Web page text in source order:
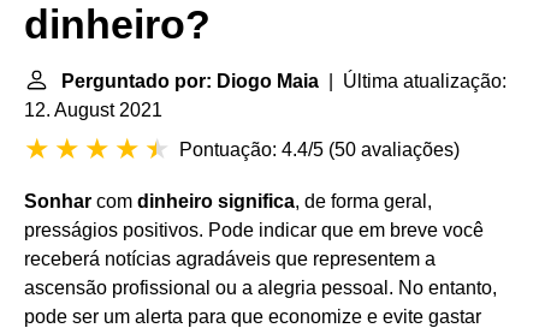
dinheiro?
Perguntado por: Diogo Maia | Última atualização:
12. August 2021
Pontuação: 4.4/5 (50 avaliações)
Sonhar com dinheiro significa, de forma geral,
presságios positivos. Pode indicar que em breve você
receberá notícias agradáveis que representem a
ascensão profissional ou a alegria pessoal. No entanto,
pode ser um alerta para que economize e evite gastar